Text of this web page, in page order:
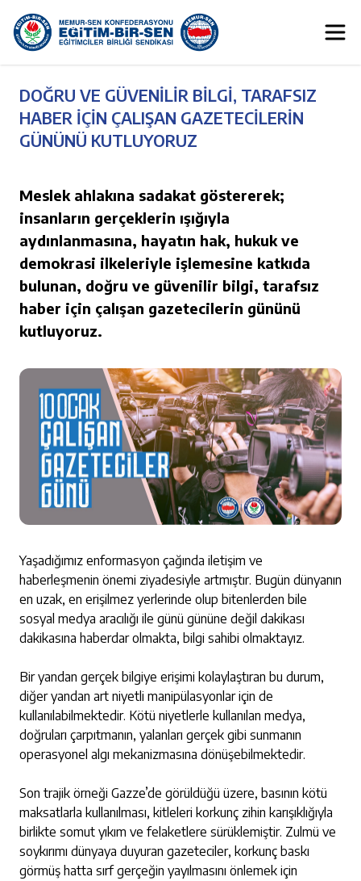
DOĞRU VE GÜVENİLİR BİLGİ, TARAFSIZ
HABER İÇİN ÇALIŞAN GAZETECİLERİN
GÜNÜNÜ KUTLUYORUZ
Meslek ahlakına sadakat göstererek;
insanların gerçeklerin ışığıyla
aydınlanmasına, hayatın hak, hukuk ve
demokrasi ilkeleriyle işlemesine katkıda
bulunan, doğru ve güvenilir bilgi, tarafsız
haber için çalışan gazetecilerin gününü
kutluyoruz.
Yaşadığımız enformasyon çağında iletişim ve
haberleşmenin önemi ziyadesiyle artmıştır. Bugün dünyanın
en uzak, en erişilmez yerlerinde olup bitenlerden bile
sosyal medya aracılığı ile günü gününe değil dakikası
dakikasına haberdar olmakta, bilgi sahibi olmaktayız.
Bir yandan gerçek bilgiye erişimi kolaylaştıran bu durum,
diğer yandan art niyetli manipülasyonlar için de
kullanılabilmektedir. Kötü niyetlerle kullanılan medya,
doğruları çarpıtmanın, yalanları gerçek gibi sunmanın
operasyonel algı mekanizmasına dönüşebilmektedir.
Son trajik örneği Gazze’de görüldüğü üzere, basının kötü
maksatlarla kullanılması, kitleleri korkunç zihin karışıklığıyla
birlikte somut yıkım ve felaketlere sürüklemiştir. Zulmü ve
soykırımı dünyaya duyuran gazeteciler, korkunç baskı
görmüş hatta sırf gerçeğin yayılmasını önlemek için